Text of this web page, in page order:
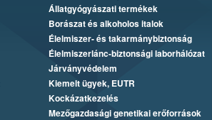
Állatgyógyászati termékek
Borászat és alkoholos italok
Élelmiszer- és takarmánybiztonság
Élelmiszerlánc-biztonsági laborhálózat
Járványvédelem
Kiemelt ügyek, EUTR
Kockázatkezelés
Mezőgazdasági genetikai erőforrások